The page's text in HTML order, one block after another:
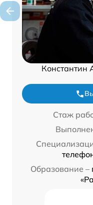
Константин
Стаж
Образование –